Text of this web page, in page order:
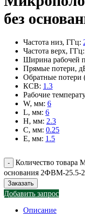
без
Частота низ, ГГц:
Частота верх, ГГц:
Ширина рабочей
Прямые потери,
Обратные потери
КСВ: 1.3
Рабочие
W, мм: 6
L, мм: 6
H, мм: 2.3
C, мм: 0.25
E, мм: 1.5
Количество товара
основания 2ФВМ-25.5-2
Заказать
Добавить запрос
Описание